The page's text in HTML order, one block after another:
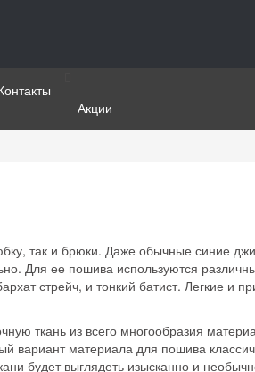
Акции
так и брюки. Даже обычные синие
Для ее пошива используются
стрейч, и тонкий батист. Легкие и
ткань из всего многообразия
вариант материала для пошива
будет выглядеть изысканно и